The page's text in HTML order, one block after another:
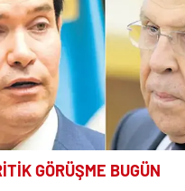
GÖRÜŞME BUGÜN